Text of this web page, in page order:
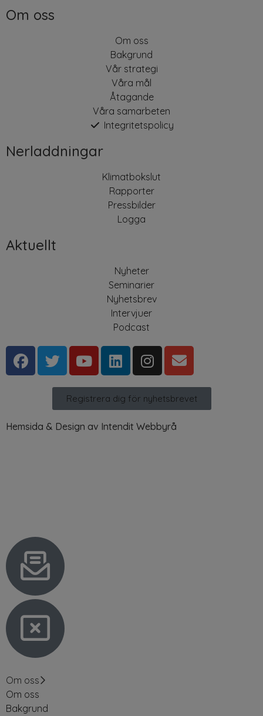
Om oss
Om oss
Bakgrund
Vår strategi
Våra mål
Åtagande
Våra samarbeten
Integritetspolicy
Nerladdningar
Klimatbokslut
Rapporter
Pressbilder
Logga
Aktuellt
Nyheter
Seminarier
Nyhetsbrev
Intervjuer
Podcast
Registrera dig för nyhetsbrevet
Hemsida & Design av Intendit Webbyrå
Om oss
Om oss
Bakgrund